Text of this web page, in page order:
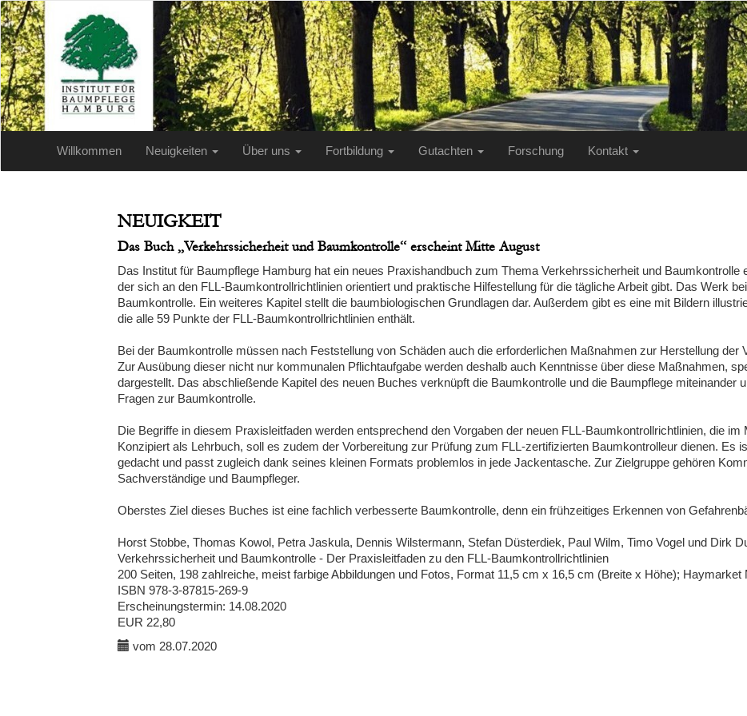
Willkommen Neuigkeiten Über uns Fortbildung Gutachten Forschung Kontakt
NEUIGKEIT
Das Buch „Verkehrssicherheit und Baumkontrolle“ erscheint Mitte August
Das Institut für Baumpflege Hamburg hat ein neues Praxishandbuch zum Thema Verkehrssicherheit und Baumkontrolle
der sich an den FLL-Baumkontrollrichtlinien orientiert und praktische Hilfestellung für die tägliche Arbeit gibt. Das Werk
Baumkontrolle. Ein weiteres Kapitel stellt die baumbiologischen Grundlagen dar. Außerdem gibt es eine mit Bildern
die alle 59 Punkte der FLL-Baumkontrollrichtlinien enthält.
Bei der Baumkontrolle müssen nach Feststellung von Schäden auch die erforderlichen Maßnahmen zur Herstellung der
Zur Ausübung dieser nicht nur kommunalen Pflichtaufgabe werden deshalb auch Kenntnisse über diese Maßnahmen,
dargestellt. Das abschließende Kapitel des neuen Buches verknüpft die Baumkontrolle und die Baumpflege miteinander
Fragen zur Baumkontrolle.
Die Begriffe in diesem Praxisleitfaden werden entsprechend den Vorgaben der neuen FLL-Baumkontrollrichtlinien, die
Konzipiert als Lehrbuch, soll es zudem der Vorbereitung zur Prüfung zum FLL-zertifizierten Baumkontrolleur dienen. Es
gedacht und passt zugleich dank seines kleinen Formats problemlos in jede Jackentasche. Zur Zielgruppe gehören
Sachverständige und Baumpfleger.
Oberstes Ziel dieses Buches ist eine fachlich verbesserte Baumkontrolle, denn ein frühzeitiges Erkennen von
Horst Stobbe, Thomas Kowol, Petra Jaskula, Dennis Wilstermann, Stefan Düsterdiek, Paul Wilm, Timo Vogel und Dirk
Verkehrssicherheit und Baumkontrolle - Der Praxisleitfaden zu den FLL-Baumkontrollrichtlinien
200 Seiten, 198 zahlreiche, meist farbige Abbildungen und Fotos, Format 11,5 cm x 16,5 cm (Breite x Höhe); Haymarket
ISBN 978-3-87815-269-9
Erscheinungstermin: 14.08.2020
EUR 22,80
vom 28.07.2020